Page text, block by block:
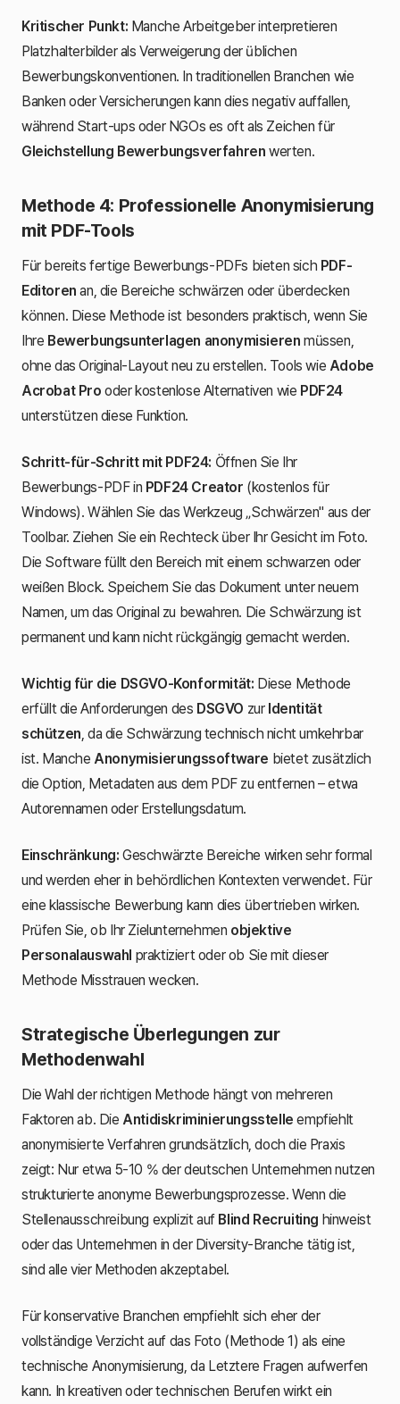
Kritischer Punkt: Manche Arbeitgeber interpretieren
Platzhalterbilder als Verweigerung der üblichen
Bewerbungskonventionen. In traditionellen Branchen wie
Banken oder Versicherungen kann dies negativ auffallen,
während Start-ups oder NGOs es oft als Zeichen für
Gleichstellung Bewerbungsverfahren werten.
Methode 4: Professionelle Anonymisierung
mit PDF-Tools
Für bereits fertige Bewerbungs-PDFs bieten sich PDF-
Editoren an, die Bereiche schwärzen oder überdecken
können. Diese Methode ist besonders praktisch, wenn Sie
Ihre Bewerbungsunterlagen anonymisieren müssen,
ohne das Original-Layout neu zu erstellen. Tools wie Adobe
Acrobat Pro oder kostenlose Alternativen wie PDF24
unterstützen diese Funktion.
Schritt-für-Schritt mit PDF24: Öffnen Sie Ihr
Bewerbungs-PDF in PDF24 Creator (kostenlos für
Windows). Wählen Sie das Werkzeug „Schwärzen" aus der
Toolbar. Ziehen Sie ein Rechteck über Ihr Gesicht im Foto.
Die Software füllt den Bereich mit einem schwarzen oder
weißen Block. Speichern Sie das Dokument unter neuem
Namen, um das Original zu bewahren. Die Schwärzung ist
permanent und kann nicht rückgängig gemacht werden.
Wichtig für die DSGVO-Konformität: Diese Methode
erfüllt die Anforderungen des DSGVO zur Identität
schützen, da die Schwärzung technisch nicht umkehrbar
ist. Manche Anonymisierungssoftware bietet zusätzlich
die Option, Metadaten aus dem PDF zu entfernen – etwa
Autorennamen oder Erstellungsdatum.
Einschränkung: Geschwärzte Bereiche wirken sehr formal
und werden eher in behördlichen Kontexten verwendet. Für
eine klassische Bewerbung kann dies übertrieben wirken.
Prüfen Sie, ob Ihr Zielunternehmen objektive
Personalauswahl praktiziert oder ob Sie mit dieser
Methode Misstrauen wecken.
Strategische Überlegungen zur
Methodenwahl
Die Wahl der richtigen Methode hängt von mehreren
Faktoren ab. Die Antidiskriminierungsstelle empfiehlt
anonymisierte Verfahren grundsätzlich, doch die Praxis
zeigt: Nur etwa 5-10 % der deutschen Unternehmen nutzen
strukturierte anonyme Bewerbungsprozesse. Wenn die
Stellenausschreibung explizit auf Blind Recruiting hinweist
oder das Unternehmen in der Diversity-Branche tätig ist,
sind alle vier Methoden akzeptabel.
Für konservative Branchen empfiehlt sich eher der
vollständige Verzicht auf das Foto (Methode 1) als eine
technische Anonymisierung, da Letztere Fragen aufwerfen
kann. In kreativen oder technischen Berufen wirkt ein